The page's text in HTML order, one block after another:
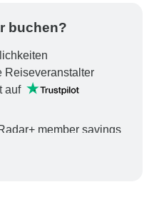
buchen?
Reiseveranstalter
auf
member savings
und sicherzustellen,